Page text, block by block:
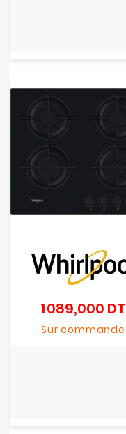
1 089,000 DT
Sur commande